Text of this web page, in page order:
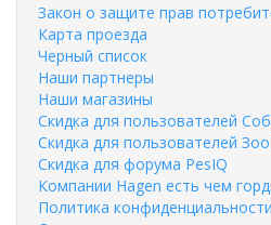
Закон о защите прав
Карта проезда
Черный список
Наши партнеры
Наши магазины
Скидка для пользователей
Скидка для пользователей
Скидка для форума PesIQ
Компании Hagen есть чем
Политика конфиденциальности